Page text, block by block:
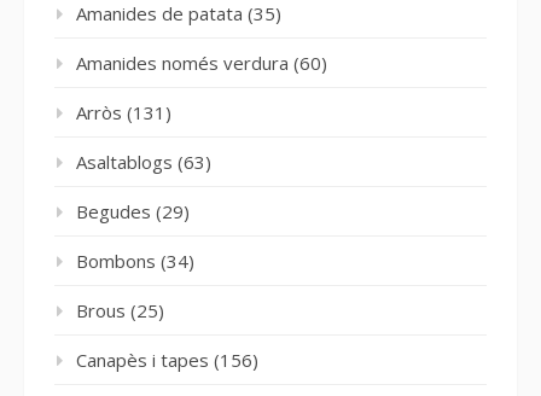
Amanides de patata (35)
Amanides només verdura (60)
Arròs (131)
Asaltablogs (63)
Begudes (29)
Bombons (34)
Brous (25)
Canapès i tapes (156)